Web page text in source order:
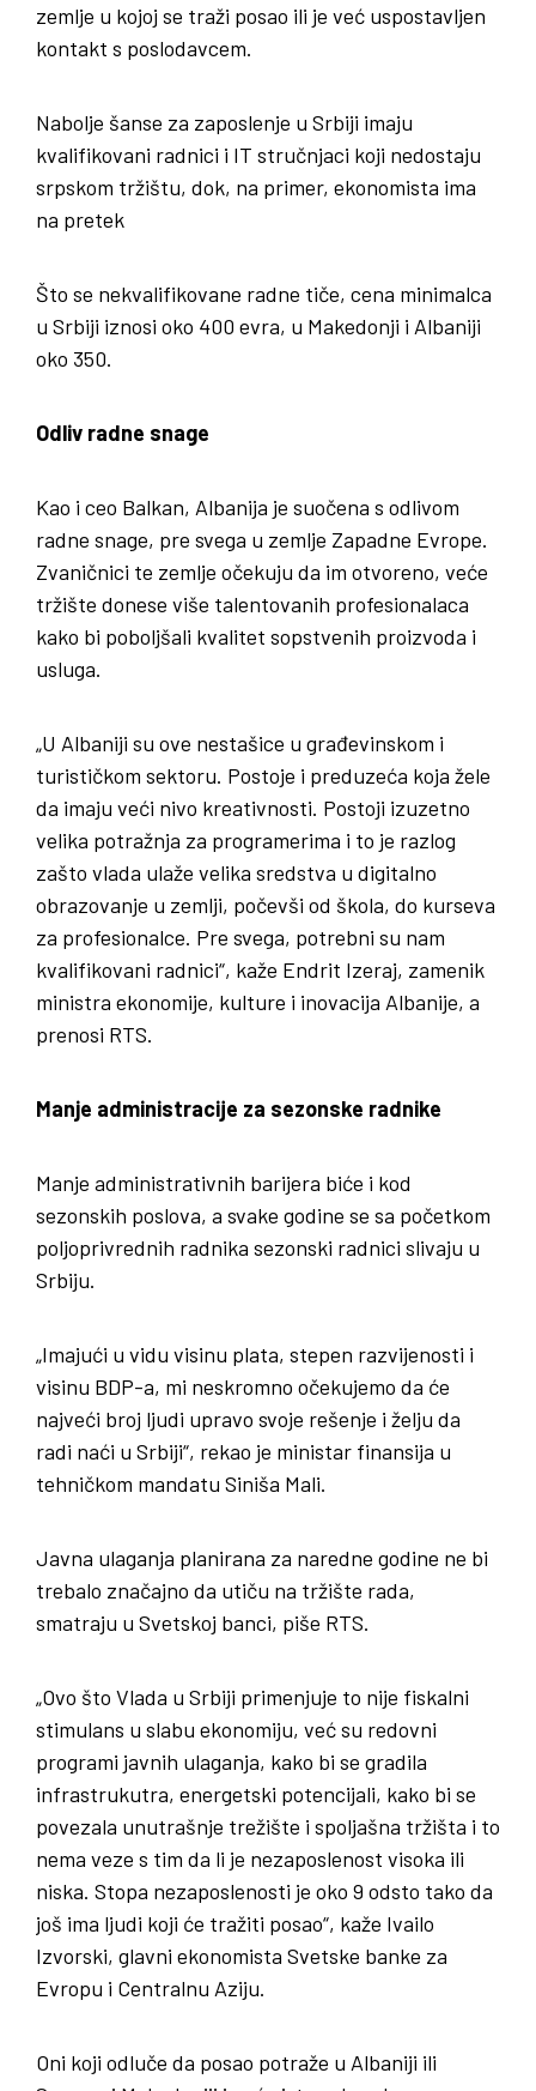
zemlje u kojoj se traži posao ili je već uspostavljen
kontakt s poslodavcem.
Nabolje šanse za zaposlenje u Srbiji imaju
kvalifikovani radnici i IT stručnjaci koji nedostaju
srpskom tržištu, dok, na primer, ekonomista ima
na pretek
Što se nekvalifikovane radne tiče, cena minimalca
u Srbiji iznosi oko 400 evra, u Makedonji i Albaniji
oko 350.
Odliv radne snage
Kao i ceo Balkan, Albanija je suočena s odlivom
radne snage, pre svega u zemlje Zapadne Evrope.
Zvaničnici te zemlje očekuju da im otvoreno, veće
tržište donese više talentovanih profesionalaca
kako bi poboljšali kvalitet sopstvenih proizvoda i
usluga.
„U Albaniji su ove nestašice u građevinskom i
turističkom sektoru. Postoje i preduzeća koja žele
da imaju veći nivo kreativnosti. Postoji izuzetno
velika potražnja za programerima i to je razlog
zašto vlada ulaže velika sredstva u digitalno
obrazovanje u zemlji, počevši od škola, do kurseva
za profesionalce. Pre svega, potrebni su nam
kvalifikovani radnici“, kaže Endrit Izeraj, zamenik
ministra ekonomije, kulture i inovacija Albanije, a
prenosi RTS.
Manje administracije za sezonske radnike
Manje administrativnih barijera biće i kod
sezonskih poslova, a svake godine se sa početkom
poljoprivrednih radnika sezonski radnici slivaju u
Srbiju.
„Imajući u vidu visinu plata, stepen razvijenosti i
visinu BDP-a, mi neskromno očekujemo da će
najveći broj ljudi upravo svoje rešenje i želju da
radi naći u Srbiji“, rekao je ministar finansija u
tehničkom mandatu Siniša Mali.
Javna ulaganja planirana za naredne godine ne bi
trebalo značajno da utiču na tržište rada,
smatraju u Svetskoj banci, piše RTS.
„Ovo što Vlada u Srbiji primenjuje to nije fiskalni
stimulans u slabu ekonomiju, već su redovni
programi javnih ulaganja, kako bi se gradila
infrastrukutra, energetski potencijali, kako bi se
povezala unutrašnje trežište i spoljašna tržišta i to
nema veze s tim da li je nezaposlenost visoka ili
niska. Stopa nezaposlenosti je oko 9 odsto tako da
još ima ljudi koji će tražiti posao“, kaže Ivailo
Izvorski, glavni ekonomista Svetske banke za
Evropu i Centralnu Aziju.
Oni koji odluče da posao potraže u Albaniji ili